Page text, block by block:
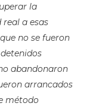
la
a esas
no se fueron
abandonaron
arrancados
método